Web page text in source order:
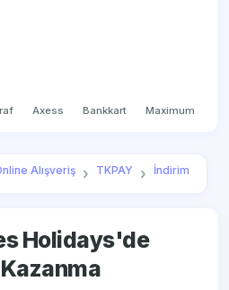
Axess Bankkart Maximum
Alışveriş TKPAY İndirim
Holidays'de